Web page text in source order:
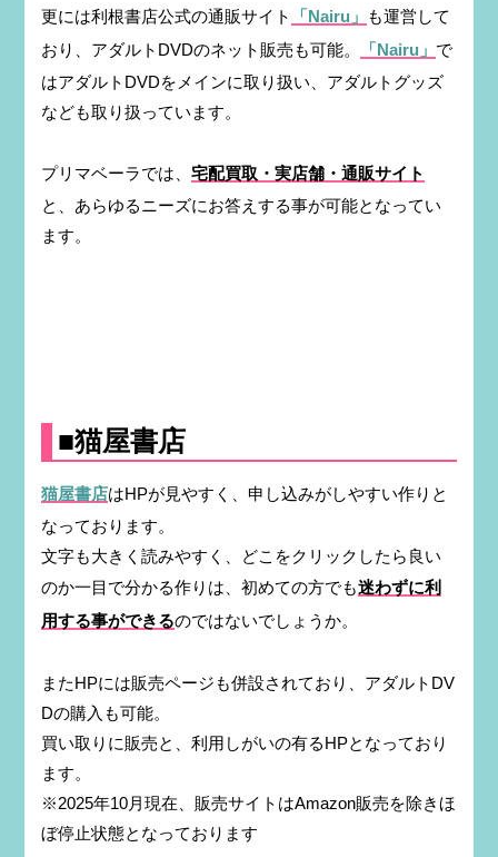
更には利根書店公式の通販サイト 「Nairu 」 も運営して
おり、アダルトDVDのネット販売も可能。
「Nairu 」 で
はアダルトDVDをメインに取り扱い、アダルトグッズ
なども取り扱っています。
プリマベーラでは、宅配買取・実店舗・通販サイト
と、あらゆるニーズにお答えする事が可能となってい
ます。
■猫屋書店
猫屋書店はHPが見やすく、申し込みがしやすい作りと
なっております。
文字も大きく読みやすく、どこをクリックしたら良い
のか一目で分かる作りは、初めての方でも迷わずに利
用する事ができるのではないでしょうか。
またHPには販売ページも併設されており、アダルトDV
Dの購入も可能。
買い取りに販売と、利用しがいの有るHPとなっており
ます。
※2025年10月現在、販売サイトはAmazon販売を除きほ
ぼ停止状態となっております